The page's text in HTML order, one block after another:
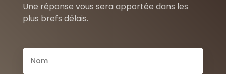
Une réponse vous sera apportée dans les
plus brefs délais.